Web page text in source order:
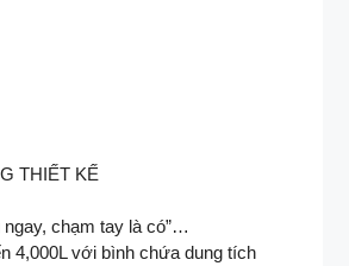
THIẾT KẾ
chạm tay là có”…
4,000L với bình chứa dung tích